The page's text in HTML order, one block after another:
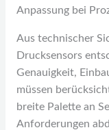
Anpassung bei
Aus technischer
Drucksensors
Genauigkeit,
müssen
breite Palette an
Anforderungen